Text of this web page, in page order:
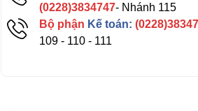
(0228)3834747- Nhánh 115
Bộ phận Kế toán:
109 - 110 - 111